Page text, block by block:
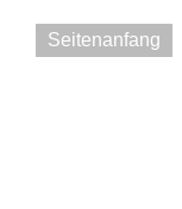
Seitenanfang